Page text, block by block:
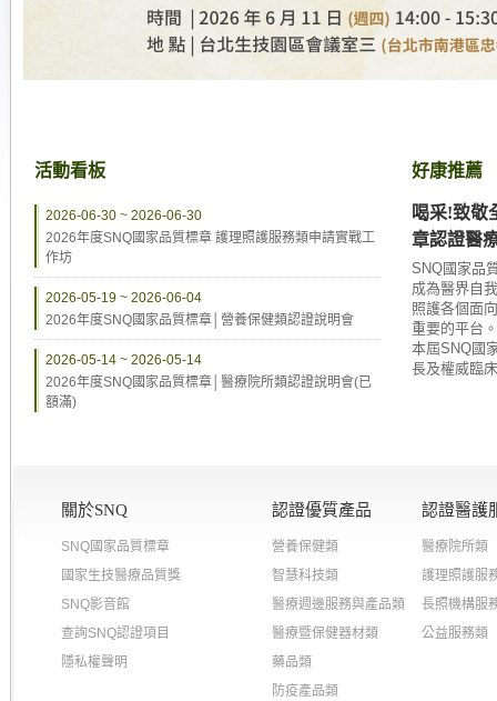
活動看板
2026-06-30 ~ 2026-06-30
2026年度SNQ國家品質標章 護理照護服務類申請實戰工
作坊
2026-05-19 ~ 2026-06-04
2026年度SNQ國家品質標章│營養保健類認證說明會
2026-05-14 ~ 2026-05-14
2026年度SNQ國家品質標章│醫療院所類認證說明會(已
額滿)
好康推薦
喝采!致敬
章認證醫
SNQ國家品
成為醫界自
照護各個面
重要的平台。
本屆SNQ國
長及權威臨
關於SNQ
SNQ國家品質標章
國家生技醫療品質獎
SNQ影音館
查詢SNQ認證項目
隱私權聲明
認證優質產品
營養保健類
智慧科技類
醫療週邊服務與產品類
醫療暨保健器材類
藥品類
防疫產品類
認證醫護
醫療院所類
護理照護服
長照機構服
公益服務類